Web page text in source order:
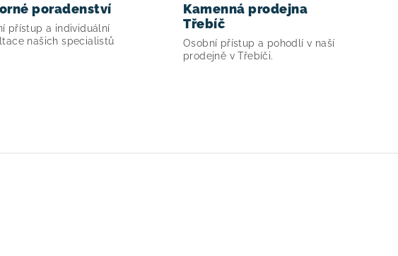
poradenství
přístup a individuální
našich specialistů
Kamenná prodejna
Třebíč
Osobní přístup a pohodlí v naší
prodejně v Třebíči.